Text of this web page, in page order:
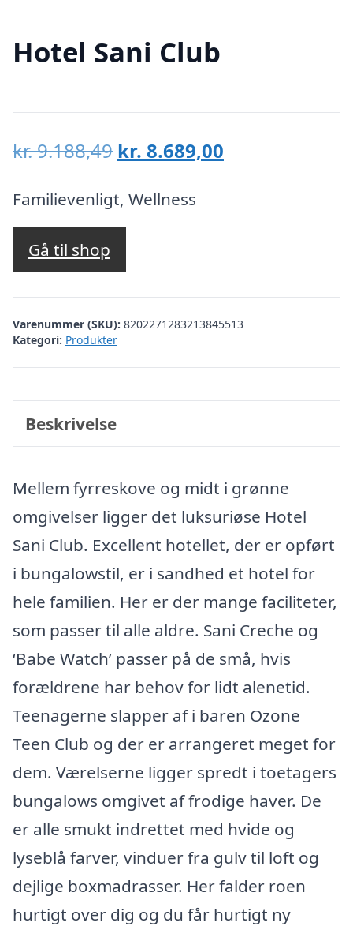
Hotel Sani Club
kr.9.188,49 Den
pris
var:
kr. 8.689,00
Familievenligt, Wellness
Gå til shop
Varenummer (SKU): 8202271283213845513
Kategori: Produkter
Beskrivelse
Mellem fyrreskove og midt i grønne
omgivelser ligger det luksuriøse Hotel
Sani Club. Excellent hotellet, der er opført
i bungalowstil, er i sandhed et hotel for
hele familien. Her er der mange faciliteter,
som passer til alle aldre. Sani Creche og
‘Babe Watch’ passer på de små, hvis
forældrene har behov for lidt alenetid.
Teenagerne slapper af i baren Ozone
Teen Club og der er arrangeret meget for
dem. Værelserne ligger spredt i toetagers
bungalows omgivet af frodige haver. De
er alle smukt indrettet med hvide og
lyseblå farver, vinduer fra gulv til loft og
dejlige boxmadrasser. Her falder roen
hurtigt over dig og du får hurtigt ny